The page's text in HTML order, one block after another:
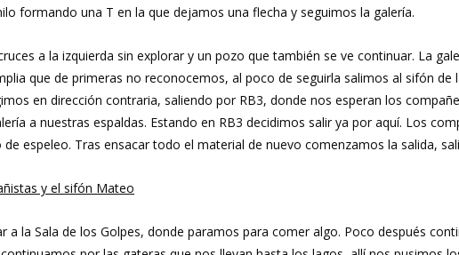
formando una T en la que dejamos una flecha y seguimos la galería.
a la izquierda sin explorar y un pozo que también se ve continuar. La
que de primeras no reconocemos, al poco de seguirla salimos al sifón de
en dirección contraria, saliendo por RB3, donde nos esperan los
a nuestras espaldas. Estando en RB3 decidimos salir ya por aquí. Los
espeleo. Tras ensacar todo el material de nuevo comenzamos la salida,
y el sifón Mateo
la Sala de los Golpes, donde paramos para comer algo. Poco después